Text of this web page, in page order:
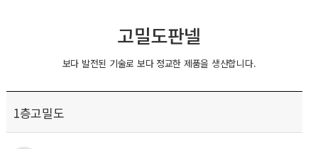
고밀도판넬
보다 발전된 기술로 보다 정교한 제품을 생산합니다.
1층고밀도